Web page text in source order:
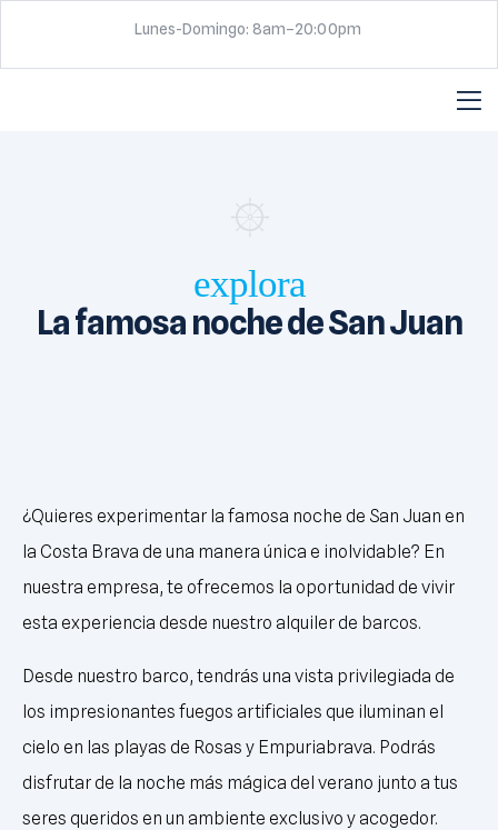
Lunes-Domingo: 8am–20:00pm
explora
La famosa noche de San Juan
¿Quieres experimentar la famosa noche de San Juan en
la Costa Brava de una manera única e inolvidable? En
nuestra empresa, te ofrecemos la oportunidad de vivir
esta experiencia desde nuestro alquiler de barcos.
Desde nuestro barco, tendrás una vista privilegiada de
los impresionantes fuegos artificiales que iluminan el
cielo en las playas de Rosas y Empuriabrava. Podrás
disfrutar de la noche más mágica del verano junto a tus
seres queridos en un ambiente exclusivo y acogedor.